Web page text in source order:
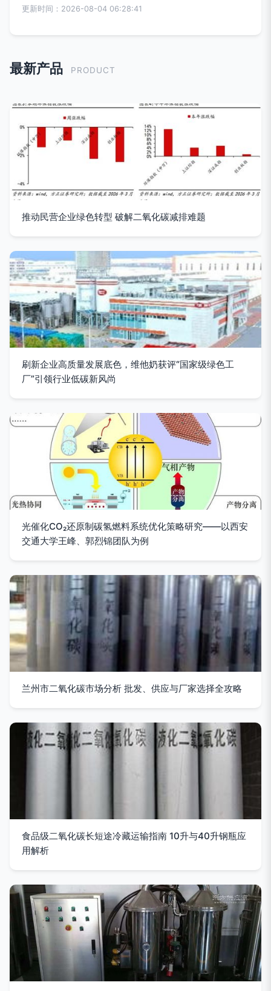
更新时间：2026-08-04 06:28:41
最新产品 PRODUCT
推动民营企业绿色转型 破解二氧化碳减排难题
刷新企业高质量发展底色，维他奶获评“国家级绿色工
厂”引领行业低碳新风尚
光催化CO₂还原制碳氢燃料系统优化策略研究——以西安
交通大学王峰、郭烈锦团队为例
兰州市二氧化碳市场分析 批发、供应与厂家选择全攻略
食品级二氧化碳长短途冷藏运输指南 10升与40升钢瓶应
用解析